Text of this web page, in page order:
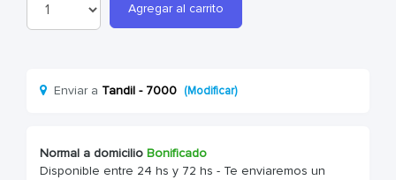
Agregar al carrito
Enviar a Tandil - 7000 (Modificar)
Normal a domicilio Bonificado
Disponible entre 24 hs y 72 hs - Te enviaremos un